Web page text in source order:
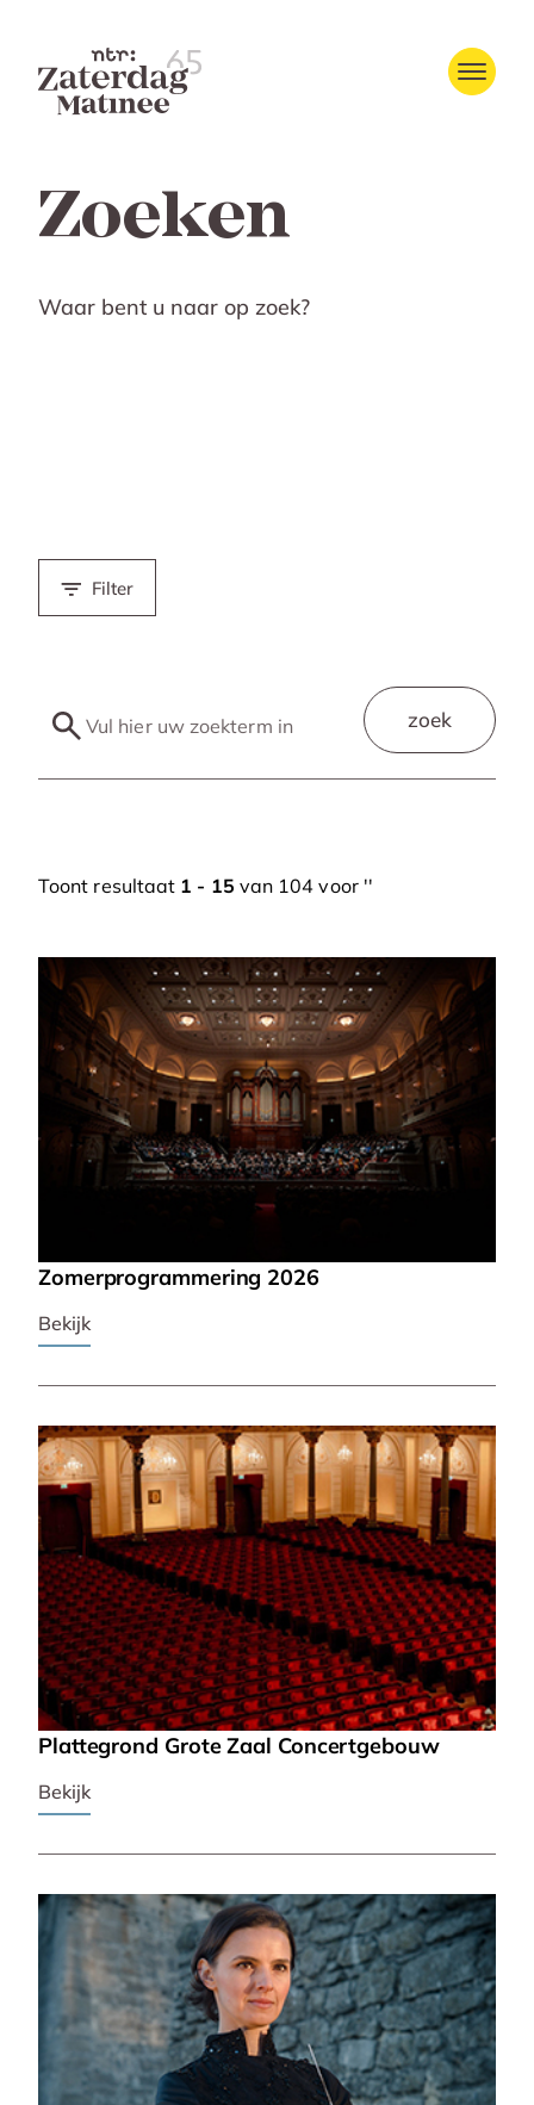
Zoeken
Waar bent u naar op zoek?
Filter
zoek
Toont resultaat 1 - 15 van 104 voor ''
Zomerprogrammering 2026
Bekijk
Plattegrond Grote Zaal Concertgebouw
Bekijk